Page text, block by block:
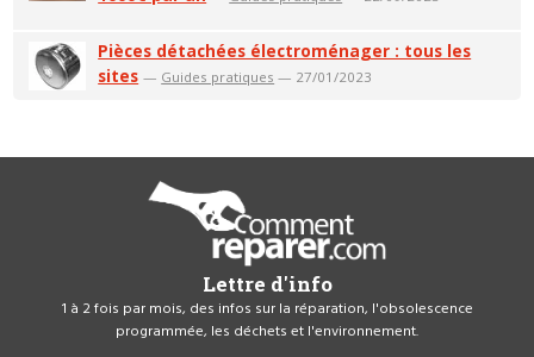
Pièces détachées électroménager : tous les
sites — Guides pratiques — 27/01/2023
Lettre d'info
1 à 2 fois par mois, des infos sur la réparation, l'obsolescence
programmée, les déchets et l'environnement.